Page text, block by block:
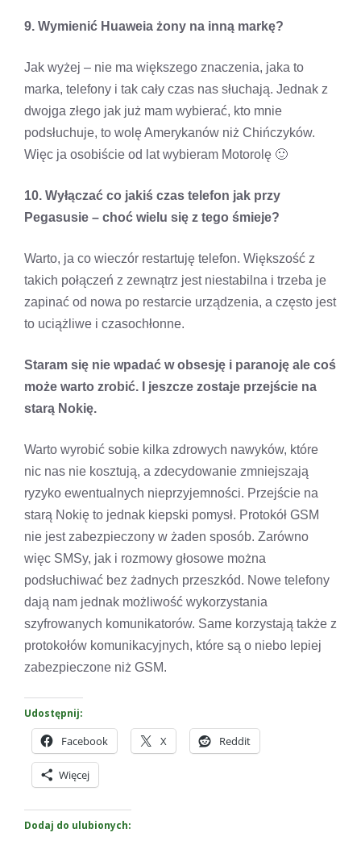
9. Wymienić Huaweia żony na inną markę?
Jak wyżej – nie ma większego znaczenia, jaka to
marka, telefony i tak cały czas nas słuchają. Jednak z
dwojga złego jak już mam wybierać, kto mnie
podsłuchuje, to wolę Amerykanów niż Chińczyków.
Więc ja osobiście od lat wybieram Motorolę 🙂
10. Wyłączać co jakiś czas telefon jak przy
Pegasusie – choć wielu się z tego śmieje?
Warto, ja co wieczór restartuję telefon. Większość z
takich połączeń z zewnątrz jest niestabilna i trzeba je
zapinać od nowa po restarcie urządzenia, a często jest
to uciążliwe i czasochłonne.
Staram się nie wpadać w obsesję i paranoję ale coś
może warto zrobić. I jeszcze zostaje przejście na
starą Nokię.
Warto wyrobić sobie kilka zdrowych nawyków, które
nic nas nie kosztują, a zdecydowanie zmniejszają
ryzyko ewentualnych nieprzyjemności. Przejście na
starą Nokię to jednak kiepski pomysł. Protokół GSM
nie jest zabezpieczony w żaden sposób. Zarówno
więc SMSy, jak i rozmowy głosowe można
podsłuchiwać bez żadnych przeszkód. Nowe telefony
dają nam jednak możliwość wykorzystania
szyfrowanych komunikatorów. Same korzystają także z
protokołów komunikacyjnych, które są o niebo lepiej
zabezpieczone niż GSM.
Udostępnij:
Facebook X Reddit
Więcej
Dodaj do ulubionych: